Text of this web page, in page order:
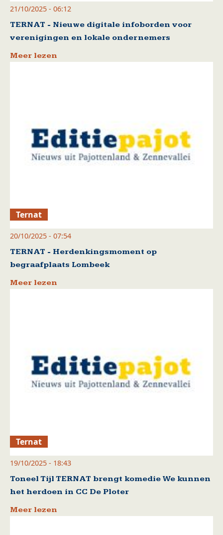
21/10/2025 - 06:12
TERNAT - Nieuwe digitale infoborden voor
verenigingen en lokale ondernemers
Meer lezen
Ternat
20/10/2025 - 07:54
TERNAT - Herdenkingsmoment op
begraafplaats Lombeek
Meer lezen
Ternat
19/10/2025 - 18:43
Toneel Tijl TERNAT brengt komedie We kunnen
het herdoen in CC De Ploter
Meer lezen